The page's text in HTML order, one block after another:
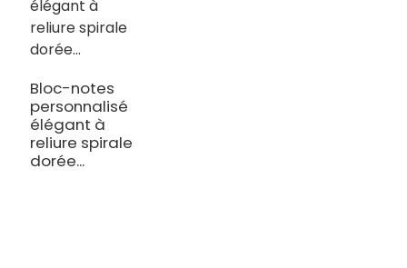
Bloc-notes
personnalisé
élégant à
reliure spirale
dorée...